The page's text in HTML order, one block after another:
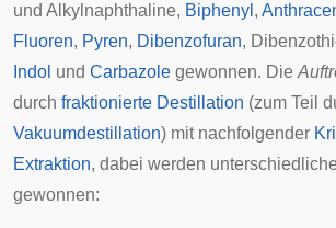
und Alkylnaphthaline, Biphenyl ,
Fluoren, Pyren, Dibenzofuran,
Indol und Carbazole gewonnen. Die
durch fraktionierte Destillation (zum Teil
Vakuumdestillation) mit nachfolgender
Extraktion, dabei werden unterschiedliche
gewonnen: